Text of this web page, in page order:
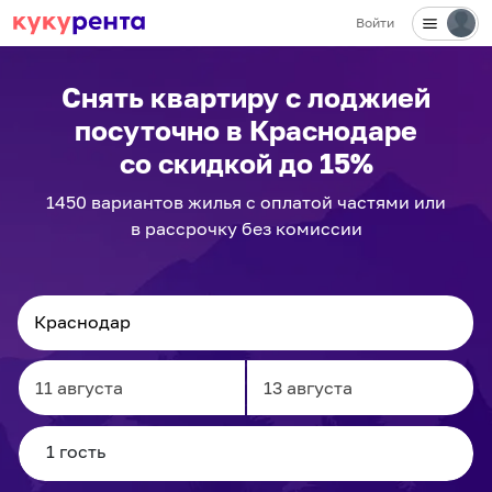
Войти
Снять квартиру с лоджией
посуточно в Краснодаре
со скидкой до 15%
1450 вариантов жилья с оплатой частями или
в рассрочку без комиссии
Navigate
forward
to
Navigate
to
✕